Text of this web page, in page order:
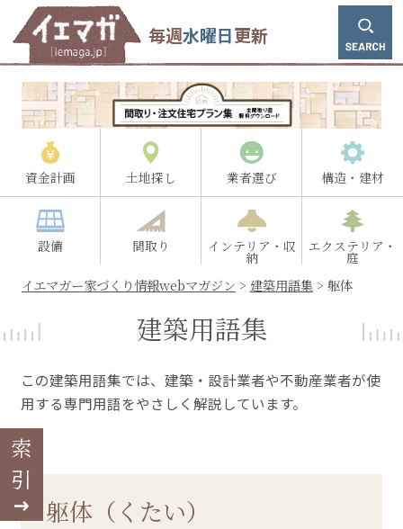
毎週水曜日更新
資金計画 土地探し 業者選び 構造・建材
設備 間取り インテリア・収
納
エクステリア・
庭
イエマガー家づくり情報webマガジン > 建築用語集> 躯体
索引
建築用語集
この建築用語集では、建築・設計業者や不動産業者が使
用する専門用語をやさしく解説しています。
躯体（くたい）